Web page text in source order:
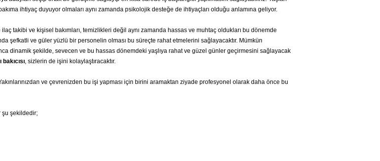
ihtiyaç duyuyor olmaları aynı zamanda psikolojik desteğe de ihtiyaçları olduğu anlamına geliyor.
takibi ve kişisel bakımları, temizlikleri değil aynı zamanda hassas ve muhtaç oldukları bu dönemde
şefkatli ve güler yüzlü bir personelin olması bu süreçte rahat etmelerini sağlayacaktır. Mümkün
dinamik şekilde, sevecen ve bu hassas dönemdeki yaşlıya rahat ve güzel günler geçirmesini sağlayacak
bakıcısı, sizlerin de işini kolaylaştıracaktır.
ve çevrenizden bu işi yapması için birini aramaktan ziyade profesyonel olarak daha önce bu
şu şekildedir;